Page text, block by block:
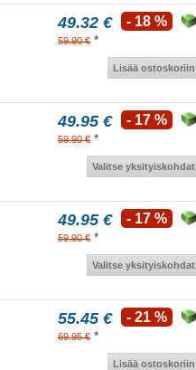
49.32 €
59.90 € *
- 18 %
Lisää ostoskoriin
49.95 €
59.90 € *
- 17 %
Valitse yksityiskohdat
49.95 €
59.90 € *
- 17 %
Valitse yksityiskohdat
55.45 €
69.95 € *
- 21 %
Lisää ostoskoriin